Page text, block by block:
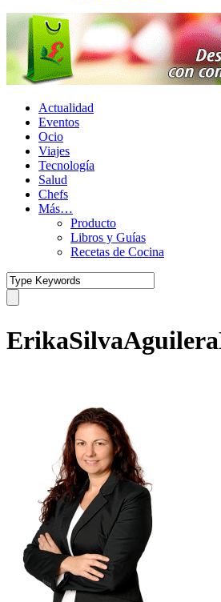
Actualidad
Eventos
Ocio
Viajes
Tecnología
Salud
Chefs
Más…
Producto
Libros y Guías
Recetas de Cocina